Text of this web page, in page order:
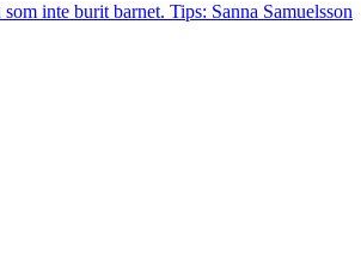
inte burit barnet. Tips: Sanna Samuelsson